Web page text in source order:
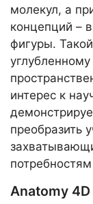
молекул, а
концепций –
фигуры.
интерес к
преобразить
Anatomy 4D